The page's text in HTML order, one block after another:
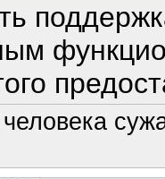
человека